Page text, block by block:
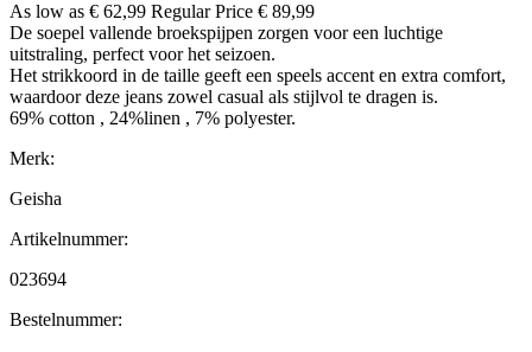
As low as € 62,99 Regular Price € 89,99
De soepel vallende broekspijpen zorgen voor een luchtige
uitstraling, perfect voor het seizoen.
Het strikkoord in de taille geeft een speels accent en extra comfort,
waardoor deze jeans zowel casual als stijlvol te dragen is.
69% cotton , 24%linen , 7% polyester.
Merk:
Geisha
Artikelnummer:
023694
Bestelnummer: